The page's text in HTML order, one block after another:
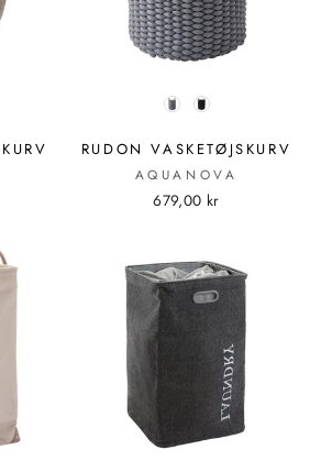
RUDON VASKETØJSKURV
AQUANOVA
679,00 kr